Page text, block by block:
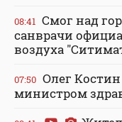
08:41 Смог над
санврачи
воздуха
07:50 Олег
министром